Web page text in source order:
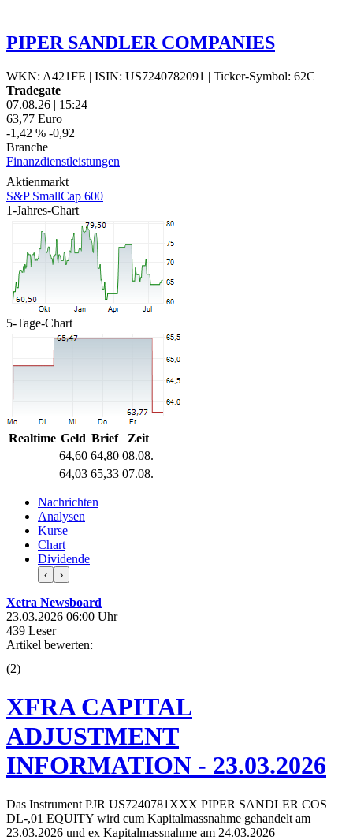
PIPER SANDLER COMPANIES
WKN: A421FE | ISIN: US7240782091 | Ticker-Symbol: 62C
Tradegate
07.08.26 | 15:24
63,77 Euro
-1,42 % -0,92
Branche
Finanzdienstleistungen
Aktienmarkt
S&P SmallCap 600
1-Jahres-Chart
5-Tage-Chart
Realtime Geld Brief
Zeit
64,60 64,80 08.08.
64,03 65,33 07.08.
Nachrichten
Analysen
Kurse
Chart
Dividende
‹ ›
Xetra Newsboard
23.03.2026 06:00 Uhr
439 Leser
Artikel bewerten:
(2)
XFRA CAPITAL
ADJUSTMENT
INFORMATION - 23.03.2026
Das Instrument PJR US7240781XXX PIPER SANDLER COS
DL-,01 EQUITY wird cum Kapitalmassnahme gehandelt am
23.03.2026 und ex Kapitalmassnahme am 24.03.2026